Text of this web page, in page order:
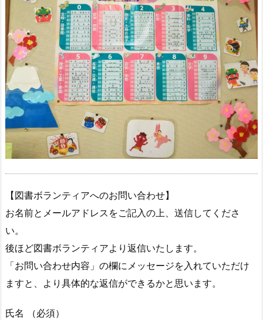
【図書ボランティアへのお問い合わせ】
お名前とメールアドレスをご記入の上、送信してくださ
い。
後ほど図書ボランティアより返信いたします。
「お問い合わせ内容」の欄にメッセージを入れていただけ
ますと、より具体的な返信ができるかと思います。
氏名 （必須）